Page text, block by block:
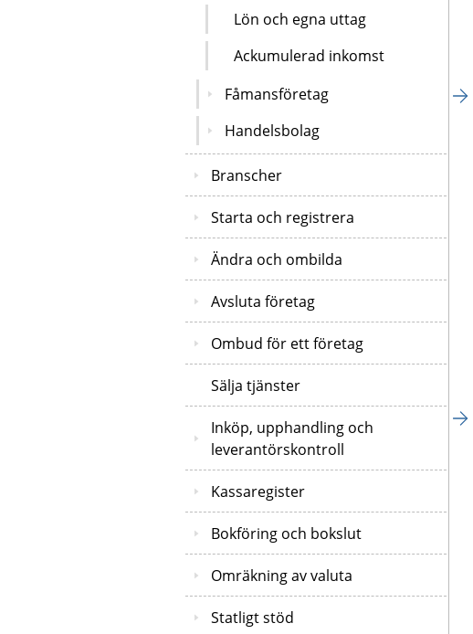
Lön och egna uttag
Ackumulerad inkomst
Fåmansföretag
Handelsbolag
Branscher
Starta och registrera
Ändra och ombilda
Avsluta företag
Ombud för ett företag
Sälja tjänster
Inköp, upphandling och
leverantörskontroll
Kassaregister
Bokföring och bokslut
Omräkning av valuta
Statligt stöd